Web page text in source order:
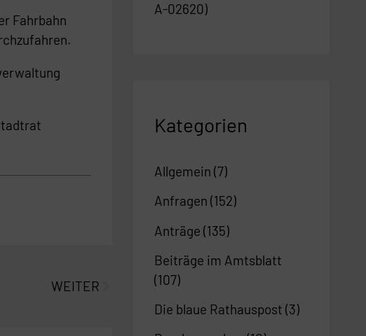
Fahrbahn
WEITER
A-02620)
Kategorien
Allgemein (7)
Anfragen (152)
Anträge (135)
Beiträge im Amtsblatt
(107)
Die blaue Rathauspost (3)